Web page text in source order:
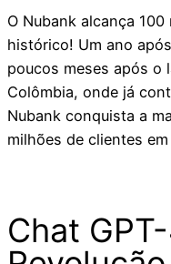
O Nubank alcança
histórico! Um ano
poucos meses após o
Colômbia, onde já
Nubank conquista a
milhões de clientes
Chat